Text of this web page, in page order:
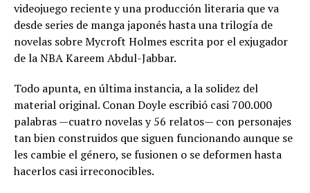
videojuego reciente y una producción literaria que va
desde series de manga japonés hasta una trilogía de
novelas sobre Mycroft Holmes escrita por el exjugador
de la NBA Kareem Abdul-Jabbar.
Todo apunta, en última instancia, a la solidez del
material original. Conan Doyle escribió casi 700.000
palabras —cuatro novelas y 56 relatos— con personajes
tan bien construidos que siguen funcionando aunque se
les cambie el género, se fusionen o se deformen hasta
hacerlos casi irreconocibles.